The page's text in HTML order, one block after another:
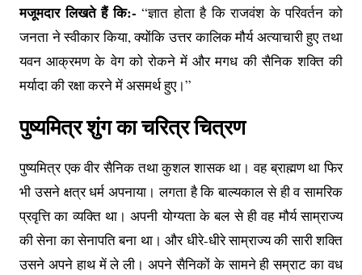
मजूमदार लिखते हैं कि:- “ज्ञात होता है कि राजवंश के परिवर्तन को
जनता ने स्वीकार किया, क्योंकि उत्तर कालिक मौर्य अत्याचारी हुए तथा
यवन आक्रमण के वेग को रोकने में और मगध की सैनिक शक्ति की
मर्यादा की रक्षा करने में असमर्थ हुए।”
पुष्यमित्र शुंग का चरित्र चित्रण
पुष्यमित्र एक वीर सैनिक तथा कुशल शासक था। वह ब्राह्मण था फिर
भी उसने क्षत्र धर्म अपनाया। लगता है कि बाल्यकाल से ही व सामरिक
प्रवृत्ति का व्यक्ति था। अपनी योग्यता के बल से ही वह मौर्य साम्राज्य
की सेना का सेनापति बना था। और धीरे-धीरे साम्राज्य की सारी शक्ति
उसने अपने हाथ में ले ली। अपने सैनिकों के सामने ही सम्राट का वध